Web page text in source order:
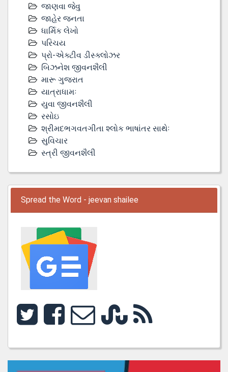
જાણવા જેવુ
જાહેર જનતા
ધાર્મિક લેખો
પરિચય
પ્રો-એક્ટીવ ડીસ્‍ક્લોઝર
બિઝનેશ જીવનશૈલી
મારૂ ગુજરાત
યાત્રાધામઃ
યુવા જીવનશૈલી
રસોઇ
શ્રીમદભગવતગીતા શ્લોક ભાષાંતર સાથેઃ
સુવિચાર
સ્ત્રી જીવનશૈલી
Spread the Word - jeevan shailee